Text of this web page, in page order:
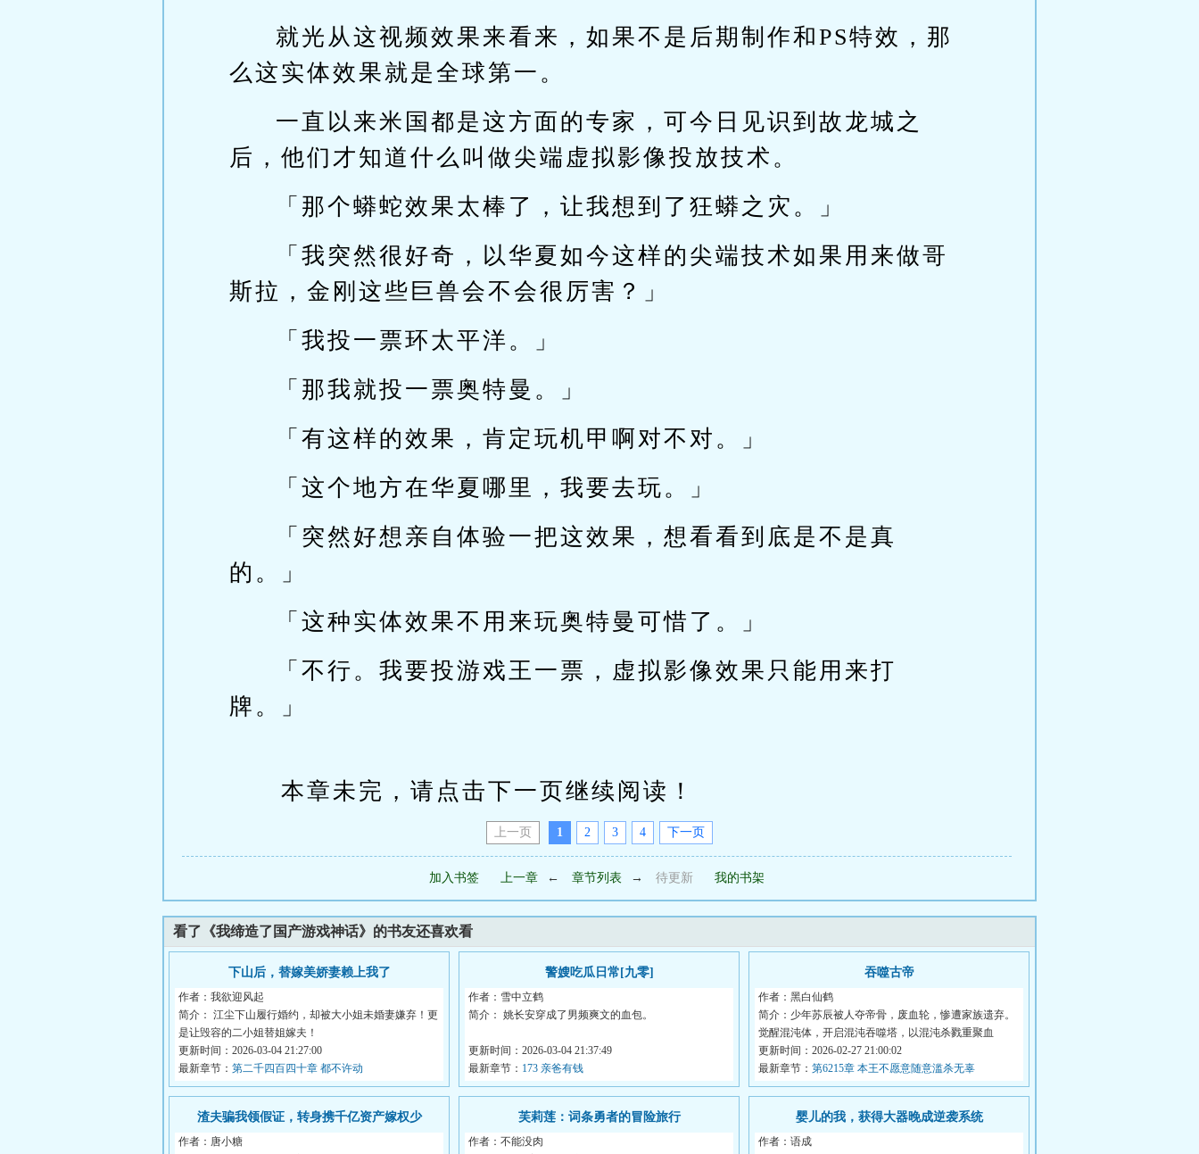
就光从这视频效果来看来，如果不是后期制作和PS特效，那
么这实体效果就是全球第一。
一直以来米国都是这方面的专家，可今日见识到故龙城之
后，他们才知道什么叫做尖端虚拟影像投放技术。
「那个蟒蛇效果太棒了，让我想到了狂蟒之灾。」
「我突然很好奇，以华夏如今这样的尖端技术如果用来做哥
斯拉，金刚这些巨兽会不会很厉害？」
「我投一票环太平洋。」
「那我就投一票奥特曼。」
「有这样的效果，肯定玩机甲啊对不对。」
「这个地方在华夏哪里，我要去玩。」
「突然好想亲自体验一把这效果，想看看到底是不是真
的。」
「这种实体效果不用来玩奥特曼可惜了。」
「不行。我要投游戏王一票，虚拟影像效果只能用来打
牌。」
本章未完，请点击下一页继续阅读！
上一页 1 2 3 4 下一页
加入书签 上一章 ← 章节列表 → 待更新 我的书架
看了《我缔造了国产游戏神话》的书友还喜欢看
下山后，替嫁美娇妻赖上我了
作者：我欲迎风起
简介： 江尘下山履行婚约，却被大小姐未婚妻嫌弃！更
是让毁容的二小姐替姐嫁夫！
更新时间：2026-03-04 21:27:00
最新章节： 第二千四百四十章 都不许动
警嫂吃瓜日常[九零]
作者：雪中立鹤
简介： 姚长安穿成了男频爽文的血包。
未婚夫劈腿，亲戚鸠占鹊巢，养...
更新时间：2026-03-04 21:37:49
最新章节： 173 亲爸有钱
吞噬古帝
作者：黑白仙鹤
简介：少年苏辰被人夺帝骨，废血轮，惨遭家族遗弃。
觉醒混沌体，开启混沌吞噬塔，以混沌杀戮重聚血
轮，...
更新时间：2026-02-27 21:00:02
最新章节： 第6215章 本王不愿意随意滥杀无辜
渣夫骗我领假证，转身携千亿资产嫁权少
作者：唐小糖
芙莉莲：词条勇者的冒险旅行
作者：不能没肉
婴儿的我，获得大器晚成逆袭系统
作者：语成